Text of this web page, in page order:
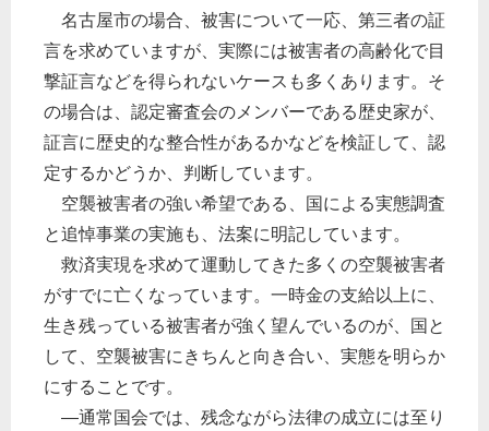
名古屋市の場合、被害について一応、第三者の証
言を求めていますが、実際には被害者の高齢化で目
撃証言などを得られないケースも多くあります。そ
の場合は、認定審査会のメンバーである歴史家が、
証言に歴史的な整合性があるかなどを検証して、認
定するかどうか、判断しています。
空襲被害者の強い希望である、国による実態調査
と追悼事業の実施も、法案に明記しています。
救済実現を求めて運動してきた多くの空襲被害者
がすでに亡くなっています。一時金の支給以上に、
生き残っている被害者が強く望んでいるのが、国と
して、空襲被害にきちんと向き合い、実態を明らか
にすることです。
―通常国会では、残念ながら法律の成立には至り